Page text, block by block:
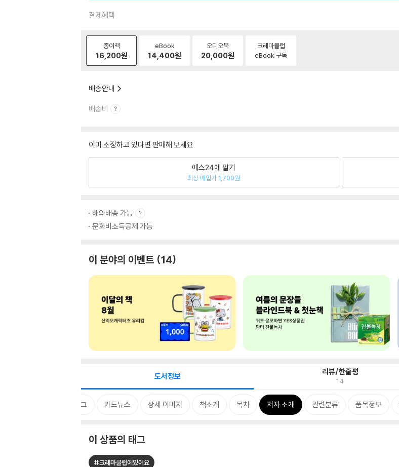
결제혜택
종이책
16,200원
eBook
14,400원
오디오북
20,000원
크레마클럽
eBook 구독
배송안내
배송비
이미 소장하고 있다면 판매해 보세요.
예스24에 팔기
최상 매입가 1,700원
해외배송 가능
문화비소득공제 가능
이 분야의 이벤트 14
도서정보 리뷰/한줄평
14
태그 카드뉴스 상세 이미지 책소개 목차 저자 소개 관련분류 품목정보
이 상품의 태그
#크레마클럽에있어요